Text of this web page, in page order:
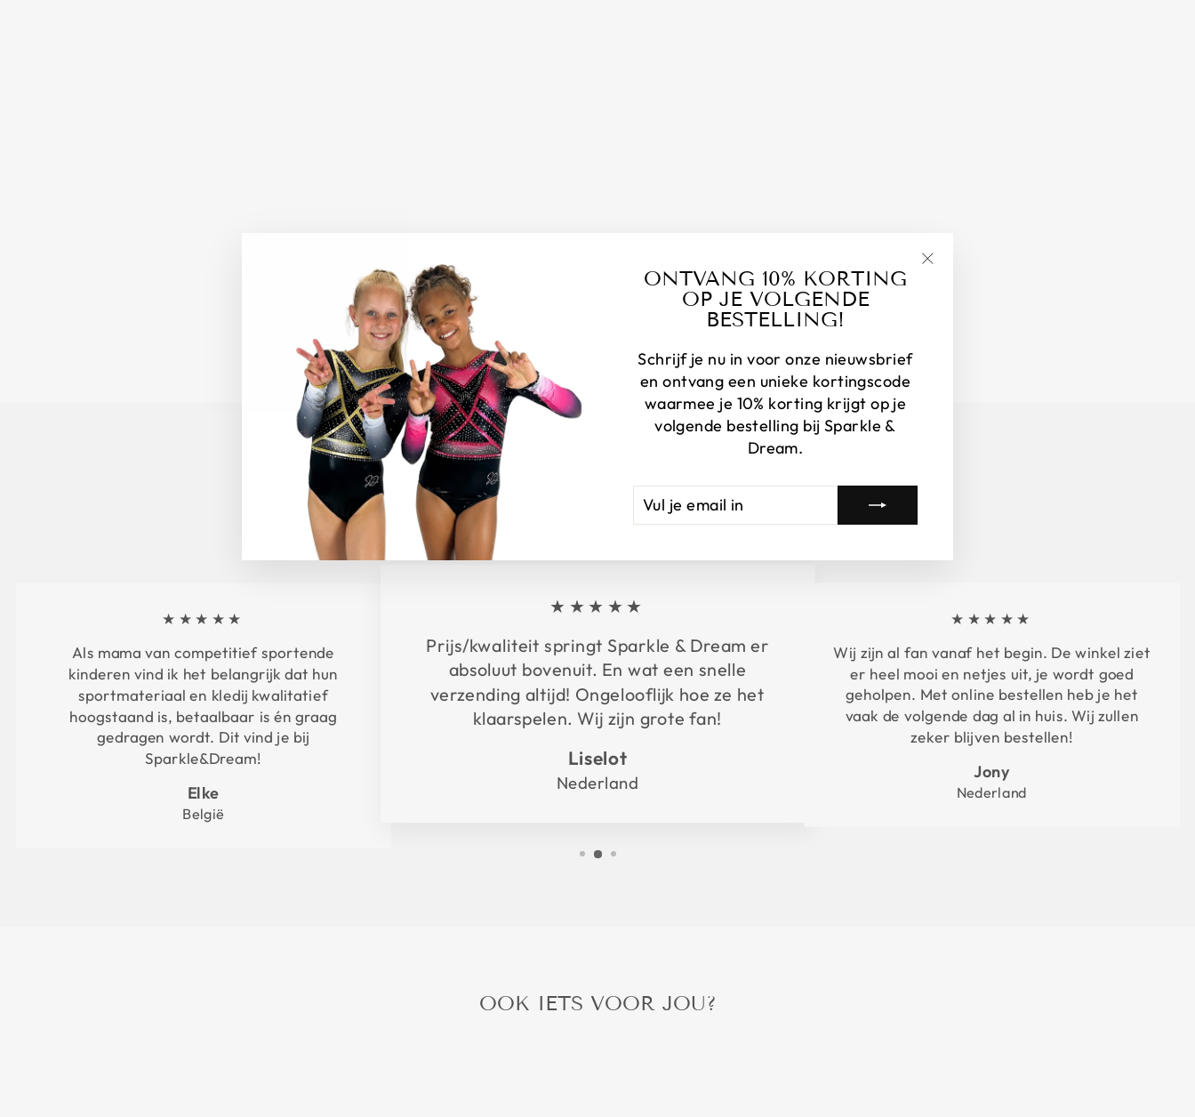
ONTVANG 10% KORTING
OP JE VOLGENDE
BESTELLING!
Schrijf je nu in voor onze nieuwsbrief
en ontvang een unieke kortingscode
waarmee je 10% korting krijgt op je
volgende bestelling bij Sparkle &
Dream.
JE
EMAIL
REVIEWS
★★★★★
Als mama van competitief sportende
kinderen vind ik het belangrijk dat hun
sportmateriaal en kledij kwalitatief
hoogstaand is, betaalbaar is én graag
gedragen wordt. Dit vind je bij
Sparkle&Dream!
Elke
België
★★★★★
Prijs/kwaliteit springt Sparkle & Dream er
absoluut bovenuit. En wat een snelle
verzending altijd! Ongelooflijk hoe ze het
klaarspelen. Wij zijn grote fan!
Liselot
Nederland
★★★★★
Wij zijn al fan vanaf het begin. De winkel ziet
er heel mooi en netjes uit, je wordt goed
geholpen. Met online bestellen heb je het
vaak de volgende dag al in huis. Wij zullen
zeker blijven bestellen!
Jony
Nederland
OOK IETS VOOR JOU?